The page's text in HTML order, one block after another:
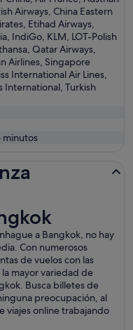
Airways, China Eastern
Etihad Airways,
IndiGo, KLM, LOT-Polish
Qatar Airways,
Airlines, Singapore
International Air Lines,
International, Turkish
minutos
a Bangkok, no hay
Con numerosos
de vuelos con las
mayor variedad de
Busca billetes de
preocupación, al
viajes online trabajando